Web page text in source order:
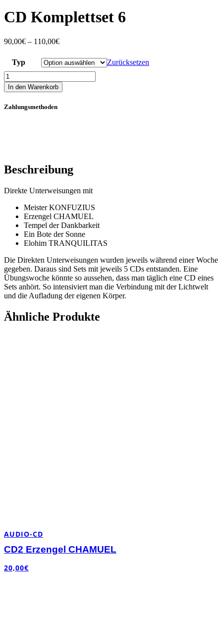
CD Komplettset 6
90,00€ – 110,00€
Typ
Zurücksetzen
CD
Komplettset
6
In den Warenkorb
Zahlungsmethoden
Beschreibung
Direkte Unterweisungen mit
Meister KONFUZIUS
Erzengel CHAMUEL
Tempel der Dankbarkeit
Ein Bote der Sonne
Elohim TRANQUILITAS
Die Direkten Unterweisungen wurden jeweils während einer Woche
gegeben. Daraus sind Sets mit jeweils 5 CDs entstanden. Eine
Übungswoche könnte so aussehen, dass man täglich eine CD eines
Sets anhört. So intensiviert man die Verbindung mit der Lichtwelt
und die Aufladung der eigenen Körper.
Ähnliche Produkte
AUDIO-CD
CD2 Erzengel CHAMUEL
20,00€